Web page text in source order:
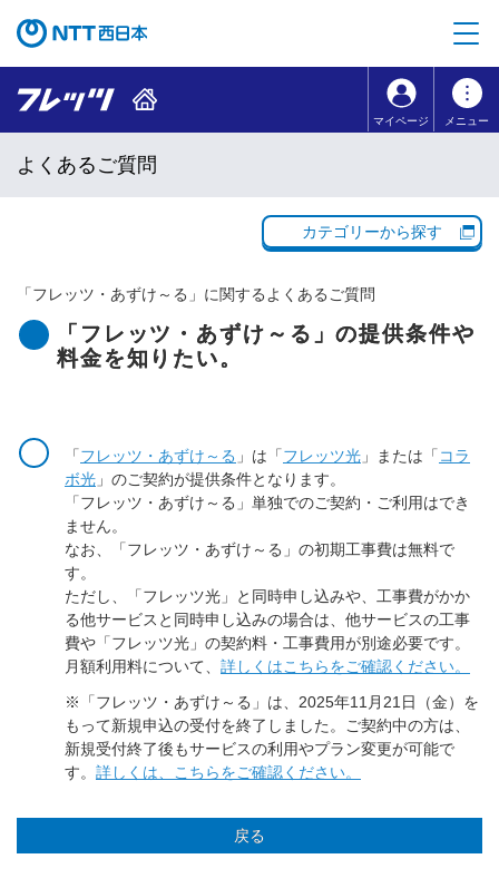
コンテンツのリンクナビゲーションへ移動
マイページ メニュー
よくあるご質問
カテゴリーから探す
「フレッツ・あずけ～る 」に関するよくあるご質問
「フレッツ・あずけ～る」の提供条件や
料金を知りたい。
「フレッツ・あずけ～る 」は「フレッツ光 」または「 コラ
ボ光 」のご契約が提供条件となります。
「フレッツ・あずけ～る」単独でのご契約・ご利用はでき
ません。
なお、「フレッツ・あずけ～る」の初期工事費は無料で
す。
ただし、「フレッツ光」と同時申し込みや、工事費がかか
る他サービスと同時申し込みの場合は、他サービスの工事
費や「フレッツ光」の契約料・工事費用が別途必要です。
月額利用料について、 詳しくはこちらをご確認ください。
※「フレッツ・あずけ～る」は、2025年11月21日（金）を
もって新規申込の受付を終了しました。ご契約中の方は、
新規受付終了後もサービスの利用やプラン変更が可能で
す。 詳しくは、こちらをご確認ください。
戻る